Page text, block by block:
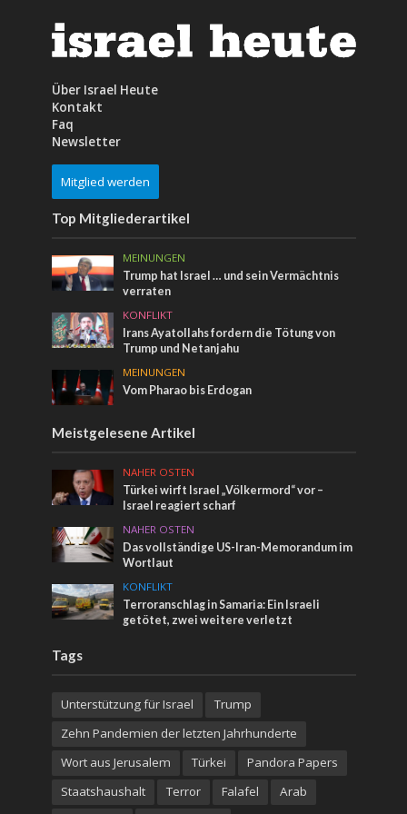
Über Israel Heute
Kontakt
Faq
Newsletter
Mitglied werden
Top Mitgliederartikel
MEINUNGEN
Trump hat Israel … und sein Vermächtnis
verraten
KONFLIKT
Irans Ayatollahs fordern die Tötung von
Trump und Netanjahu
MEINUNGEN
Vom Pharao bis Erdogan
Meistgelesene Artikel
NAHER OSTEN
Türkei wirft Israel „Völkermord“ vor –
Israel reagiert scharf
NAHER OSTEN
Das vollständige US-Iran-Memorandum im
Wortlaut
KONFLIKT
Terroranschlag in Samaria: Ein Israeli
getötet, zwei weitere verletzt
Tags
Unterstützung für Israel
Trump
Zehn Pandemien der letzten Jahrhunderte
Wort aus Jerusalem
Türkei
Pandora Papers
Staatshaushalt
Terror Falafel
Arab